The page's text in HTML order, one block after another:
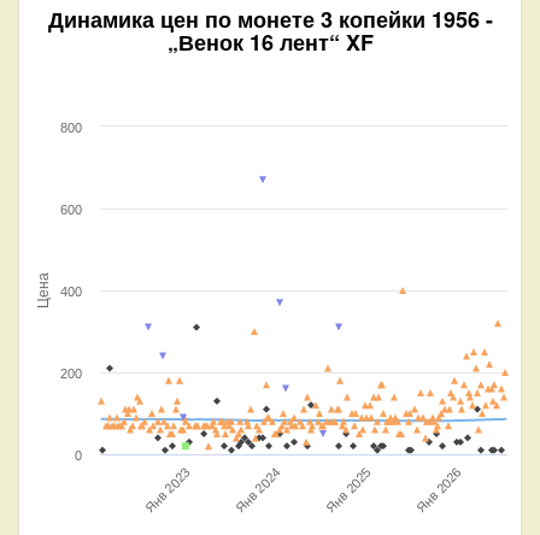
Динамика цен по монете3 копейки 1956 -
„Венок 16 лент“ XF
Цена
Янв 2023 Янв 2024 Янв 2025 Янв 2026
0
200
400
600
800